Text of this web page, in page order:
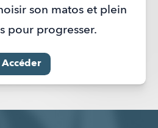
son matos et plein
pour progresser.
Accéder